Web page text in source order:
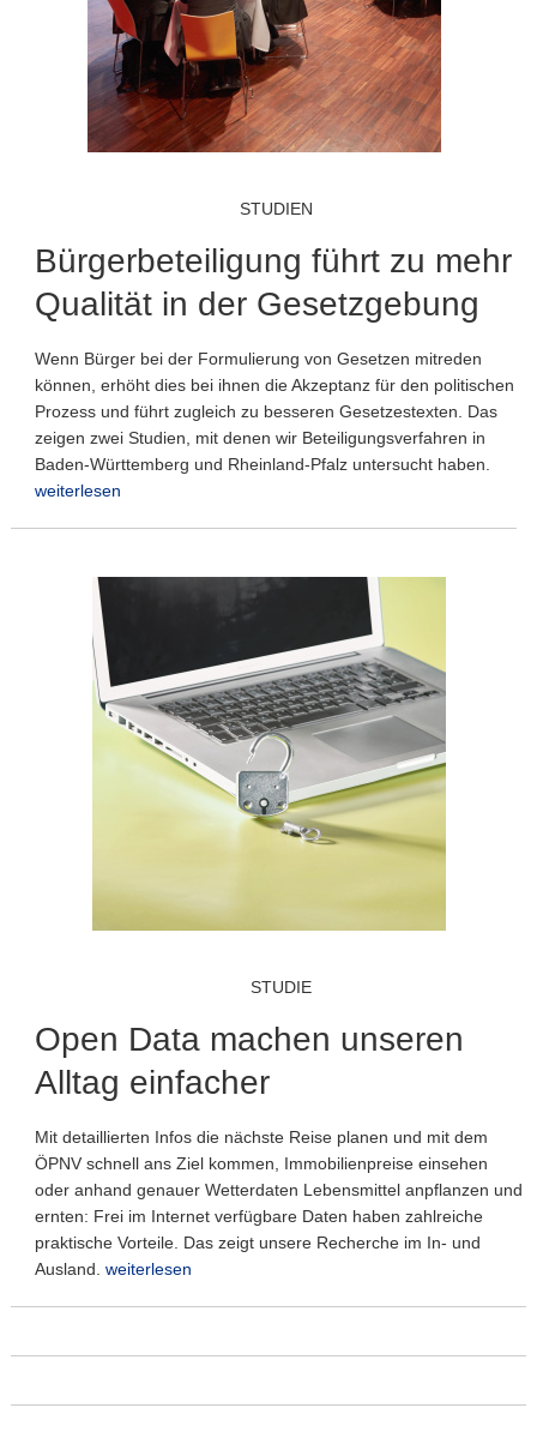
STUDIEN
Bürgerbeteiligung führt zu mehr
Qualität in der Gesetzgebung
Wenn Bürger bei der Formulierung von Gesetzen mitreden
können, erhöht dies bei ihnen die Akzeptanz für den politischen
Prozess und führt zugleich zu besseren Gesetzestexten. Das
zeigen zwei Studien, mit denen wir Beteiligungsverfahren in
Baden-Württemberg und Rheinland-Pfalz untersucht haben.
weiterlesen
STUDIE
Open Data machen unseren
Alltag einfacher
Mit detaillierten Infos die nächste Reise planen und mit dem
ÖPNV schnell ans Ziel kommen, Immobilienpreise einsehen
oder anhand genauer Wetterdaten Lebensmittel anpflanzen und
ernten: Frei im Internet verfügbare Daten haben zahlreiche
praktische Vorteile. Das zeigt unsere Recherche im In- und
Ausland. weiterlesen